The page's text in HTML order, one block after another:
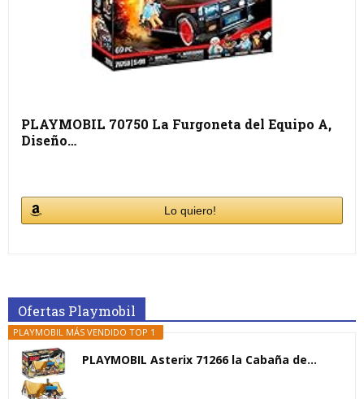
PLAYMOBIL 70750 La Furgoneta del Equipo A,
Diseño…
Lo quiero!
Ofertas Playmobil
PLAYMOBIL MÁS VENDIDO TOP 1
PLAYMOBIL Asterix 71266 la Cabaña de...